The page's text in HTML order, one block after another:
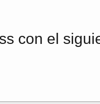
con el